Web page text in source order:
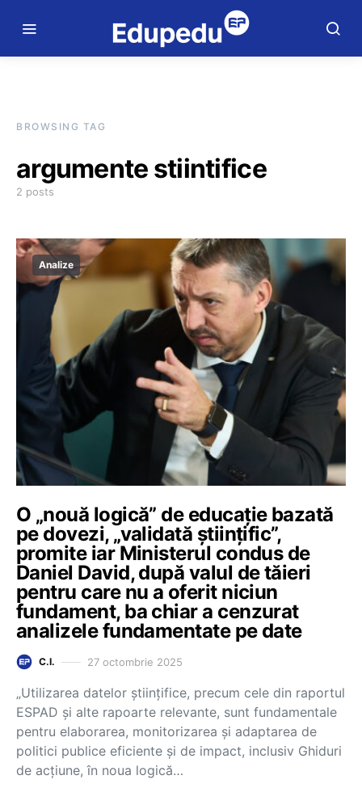
BROWSING TAG
argumente stiintifice
2 posts
Analize
O „nouă logică” de educație bazată
pe dovezi, „validată științific”,
promite iar Ministerul condus de
Daniel David, după valul de tăieri
pentru care nu a oferit niciun
fundament, ba chiar a cenzurat
analizele fundamentate pe date
C.I. 27 octombrie 2025
„Utilizarea datelor științifice, precum cele din raportul
ESPAD și alte rapoarte relevante, sunt fundamentale
pentru elaborarea, monitorizarea și adaptarea de
politici publice eficiente și de impact, inclusiv Ghiduri
de acțiune, în noua logică…